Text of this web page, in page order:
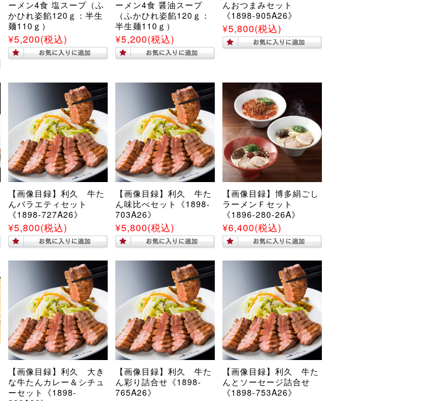
ーメン4食 塩スープ（ふ
かひれ姿餡120ｇ：半生
麺110ｇ）
¥5,200(税込)
ーメン4食 醤油スープ
（ふかひれ姿餡120ｇ：
半生麺110ｇ）
¥5,200(税込)
んおつまみセット
《1898-905A26》
¥5,800(税込)
【画像目録】利久 牛た
んバラエティセット
《1898-727A26》
¥5,800(税込)
【画像目録】利久 牛た
ん味比べセット《1898-
703A26》
¥5,800(税込)
【画像目録】博多絹ごし
ラーメンＦセット
《1896-280-26A》
¥6,400(税込)
【画像目録】利久 大き
な牛たんカレー＆シチュ
ーセット《1898-
【画像目録】利久 牛た
ん彩り詰合せ《1898-
765A26》
【画像目録】利久 牛た
んとソーセージ詰合せ
《1898-753A26》